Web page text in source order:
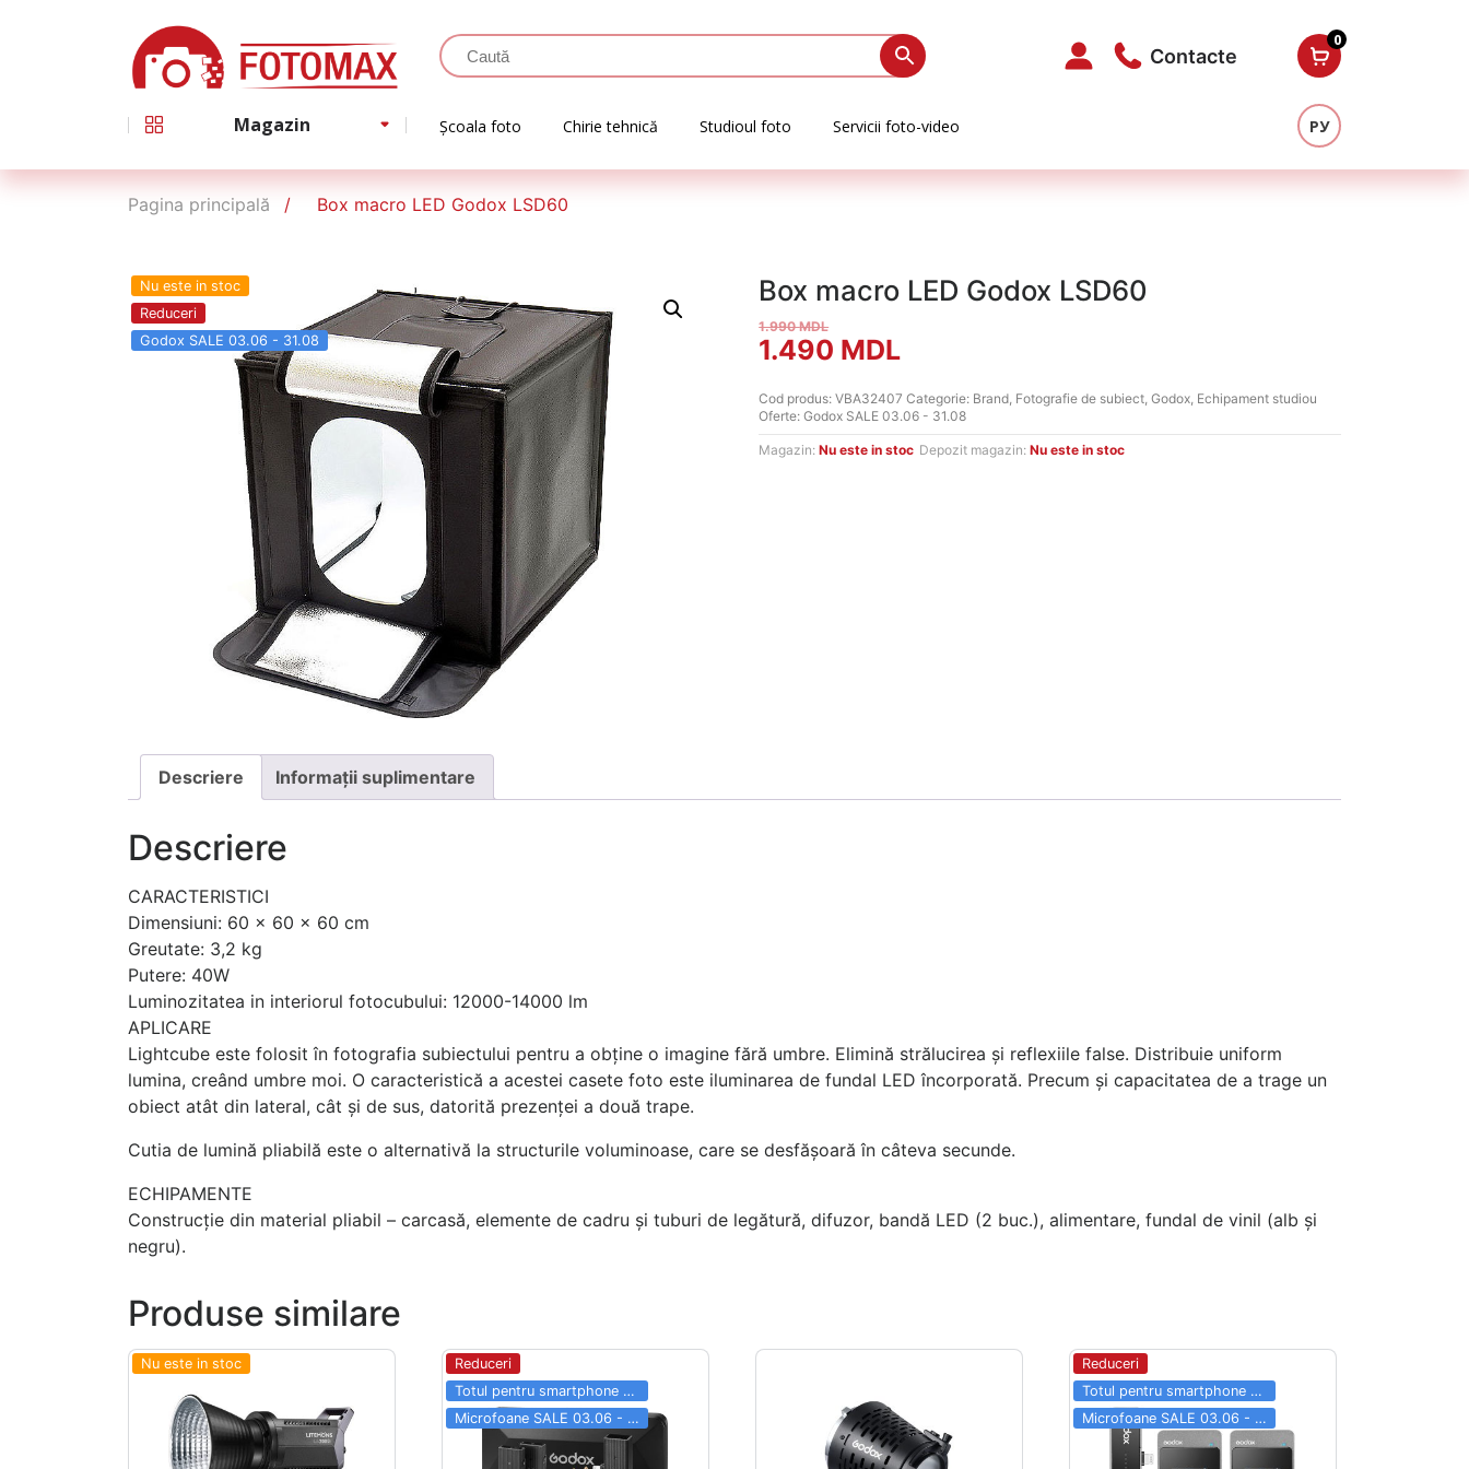
Contacte
0
Magazin Școala foto Chirie tehnică Studioul foto Servicii foto-video РУ
Pagina principală Box macro LED Godox LSD60
Nu este in stoc
Reduceri
Godox SALE 03.06 - 31.08
Box macro LED Godox LSD60
1.990MDL
Prețul
inițial
a
1.490 MDLPrețul
curent
este:
Cod produs:VBA32407Categorie: Brand, Fotografie de subiect,Godox, Echipament studiou
Oferte:Godox SALE 03.06 - 31.08
Magazin:Nu este in stoc Depozit magazin:Nu este in stoc
Descriere Informații suplimentare
Descriere
CARACTERISTICI
Dimensiuni: 60 x 60 x 60 cm
Greutate: 3,2 kg
Putere: 40W
Luminozitatea in interiorul fotocubului: 12000-14000 lm
APLICARE
Lightcube este folosit în fotografia subiectului pentru a obține o imagine fără umbre. Elimină strălucirea și reflexiile false. Distribuie uniform
lumina, creând umbre moi. O caracteristică a acestei casete foto este iluminarea de fundal LED încorporată. Precum și capacitatea de a trage un
obiect atât din lateral, cât și de sus, datorită prezenței a două trape.
Cutia de lumină pliabilă este o alternativă la structurile voluminoase, care se desfășoară în câteva secunde.
ECHIPAMENTE
Construcție din material pliabil – carcasă, elemente de cadru și tuburi de legătură, difuzor, bandă LED (2 buc.), alimentare, fundal de vinil (alb și
negru).
Produse similare
Nu este in stoc
Reduceri
Totul pentru smartphone SALE 03.06 - 31.08
Microfoane SALE 03.06 - 31.08
Reduceri
Totul pentru smartphone SALE 03.06 - 31.08
Microfoane SALE 03.06 - 31.08